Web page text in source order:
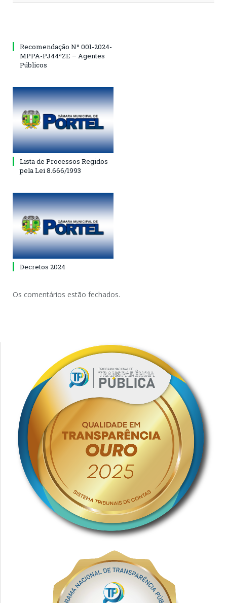
Recomendação Nº 001-2024-
MPPA-PJ44ªZE – Agentes
Públicos
Lista de Processos Regidos
pela Lei 8.666/1993
Decretos 2024
Os comentários estão fechados.